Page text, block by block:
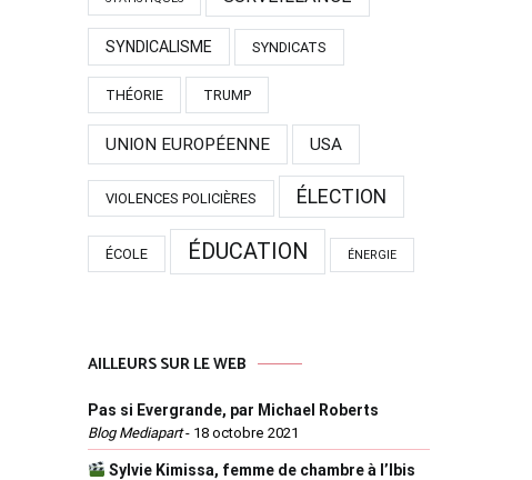
SYNDICALISME SYNDICATS
THÉORIE TRUMP
UNION EUROPÉENNE USA
VIOLENCES POLICIÈRES ÉLECTION
ÉCOLE ÉDUCATION ÉNERGIE
AILLEURS SUR LE WEB
Pas si Evergrande, par Michael Roberts
Blog Mediapart- 18 octobre 2021
Sylvie Kimissa, femme de chambre à l’Ibis